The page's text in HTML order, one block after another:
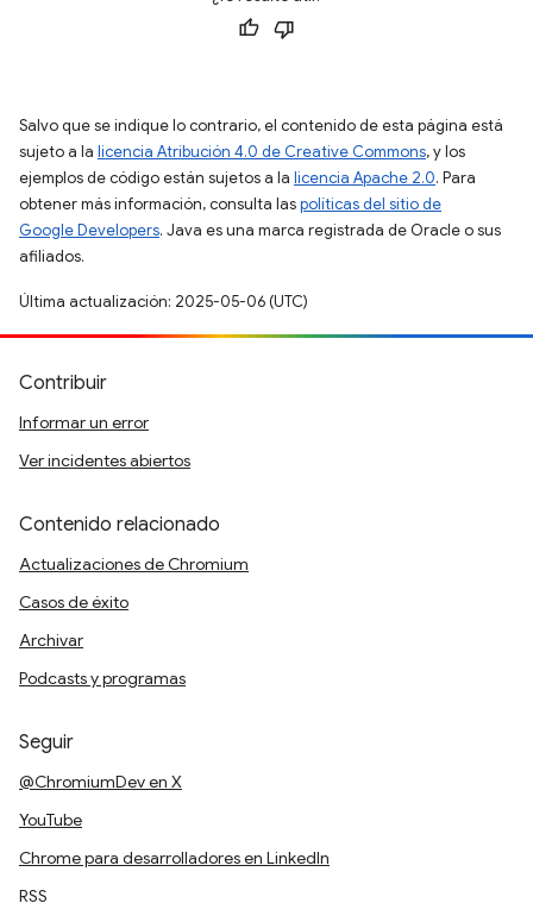
Salvo que se indique lo contrario, el contenido de esta página está
sujeto a la licencia Atribución 4.0 de Creative Commons, y los
ejemplos de código están sujetos a la licencia Apache 2.0. Para
obtener más información, consulta laspolíticas del sitio de
Google Developers. Java es una marca registrada de Oracle o sus
afiliados.
Última actualización: 2025-05-06 (UTC)
Contribuir
Informar un error
Ver incidentes abiertos
Contenido relacionado
Actualizaciones de Chromium
Casos de éxito
Archivar
Podcasts y programas
Seguir
@ChromiumDev en X
YouTube
Chrome para desarrolladores en LinkedIn
RSS